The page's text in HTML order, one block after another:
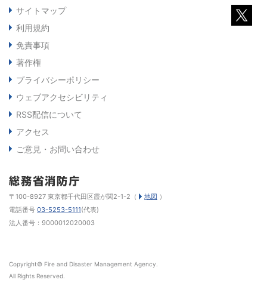
サイトマップ
利用規約
免責事項
著作権
プライバシーポリシー
ウェブアクセシビリティ
RSS配信について
アクセス
ご意見・お問い合わせ
〒100-8927 東京都千代田区霞が関2-1-2（ 地図 ）
電話番号 03-5253-5111(代表)
法人番号：9000012020003
Copyright© Fire and Disaster Management Agency.
All Rights Reserved.